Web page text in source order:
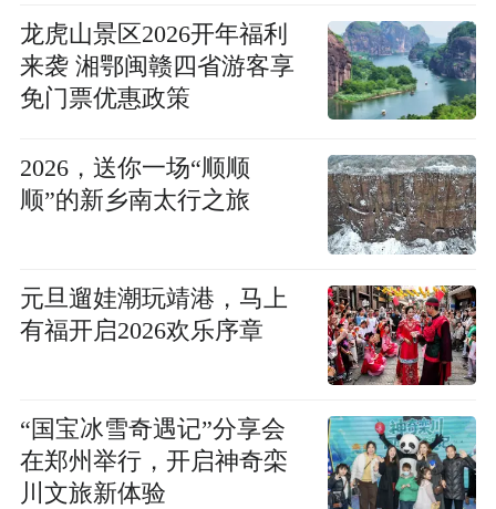
龙虎山景区2026开年福利
来袭 湘鄂闽赣四省游客享
免门票优惠政策
2026，送你一场“顺顺
顺”的新乡南太行之旅
元旦遛娃潮玩靖港，马上
有福开启2026欢乐序章
“国宝冰雪奇遇记”分享会
在郑州举行，开启神奇栾
川文旅新体验